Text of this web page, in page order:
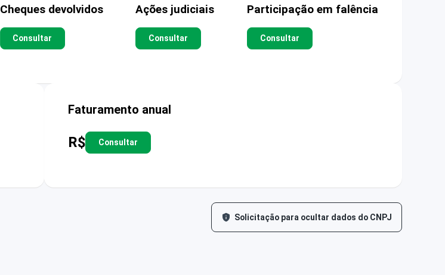
Cheques devolvidos
Consultar
Ações judiciais
Consultar
Participação em falência
Consultar
Faturamento anual
R$ Consultar
Solicitação para ocultar dados do CNPJ